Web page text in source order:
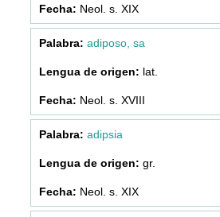
Neol. s. XIX
adiposo, sa
lat.
Neol. s. XVIII
adipsia
gr.
Neol. s. XIX